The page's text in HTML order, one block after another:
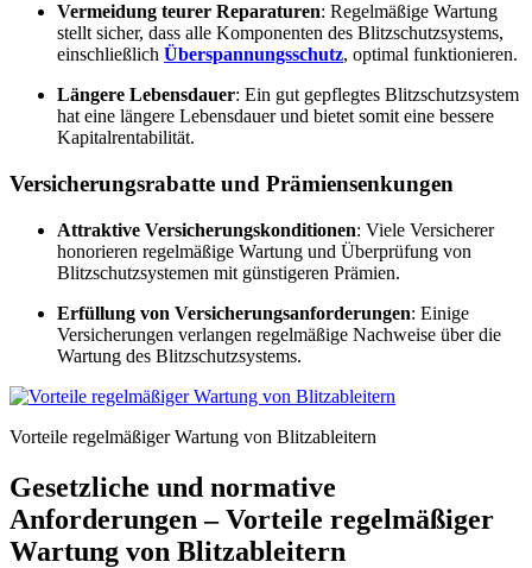
Vermeidung teurer Reparaturen: Regelmäßige Wartung
stellt sicher, dass alle Komponenten des Blitzschutzsystems,
einschließlich Überspannungsschutz, optimal funktionieren.
Längere Lebensdauer: Ein gut gepflegtes Blitzschutzsystem
hat eine längere Lebensdauer und bietet somit eine bessere
Kapitalrentabilität.
Versicherungsrabatte und Prämiensenkungen
Attraktive Versicherungskonditionen: Viele Versicherer
honorieren regelmäßige Wartung und Überprüfung von
Blitzschutzsystemen mit günstigeren Prämien.
Erfüllung von Versicherungsanforderungen: Einige
Versicherungen verlangen regelmäßige Nachweise über die
Wartung des Blitzschutzsystems.
Vorteile regelmäßiger Wartung von Blitzableitern
Gesetzliche und normative
Anforderungen – Vorteile regelmäßiger
Wartung von Blitzableitern